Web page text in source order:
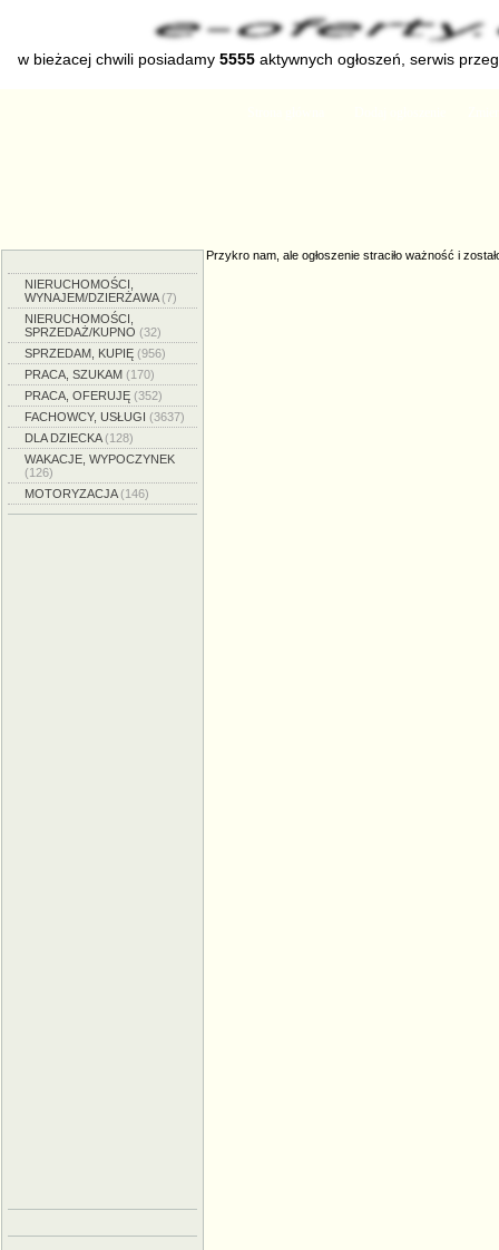
w bieżacej chwili posiadamy 5555 aktywnych ogłoszeń, serwis
NIERUCHOMOŚCI,
WYNAJEM/DZIERŻAWA(7)
NIERUCHOMOŚCI,
SPRZEDAŻ/KUPNO (32)
SPRZEDAM, KUPIĘ (956)
PRACA, SZUKAM (170)
PRACA, OFERUJĘ (352)
FACHOWCY, USŁUGI (3637)
DLA DZIECKA(128)
WAKACJE, WYPOCZYNEK
(126)
MOTORYZACJA(146)
Przykro nam, ale ogłoszenie straciło ważność i